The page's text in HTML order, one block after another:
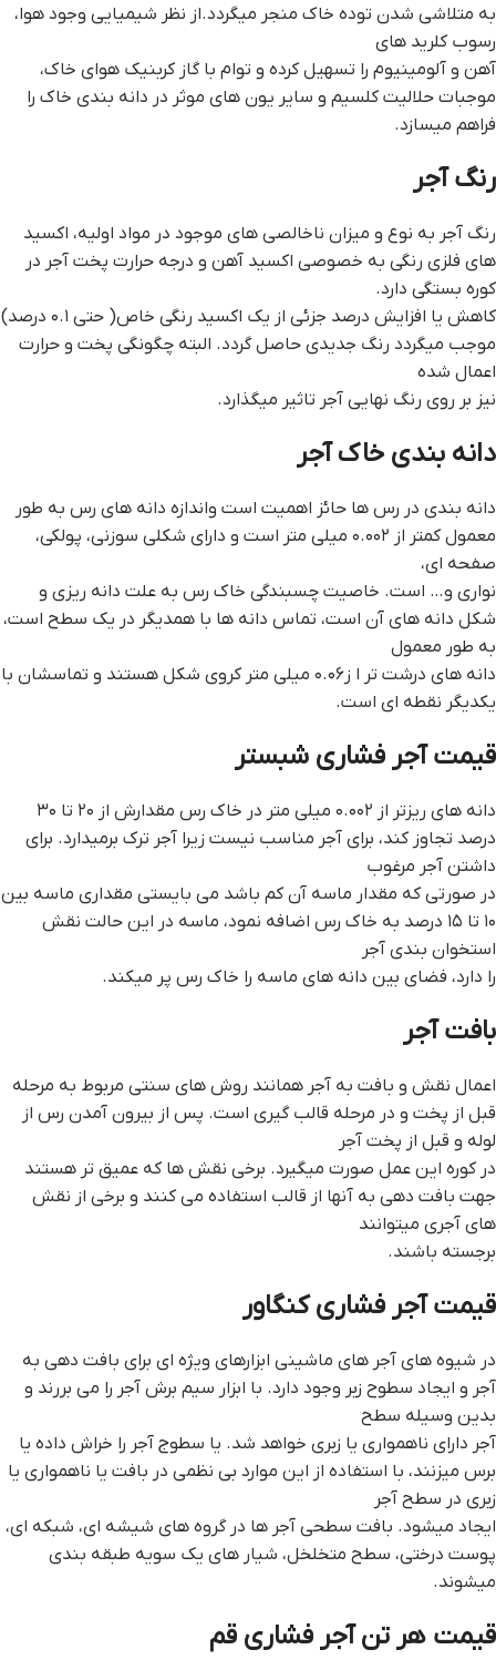
به متلاشی شدن توده خاک منجر میگردد.از نظر شیمیایی وجود هوا،
رسوب کلرید های
آهن و آلومینیوم را تسهیل کرده و توام با گاز کربنیک هوای خاک،
موجبات حلالیت کلسیم و سایر یون های موثر در دانه بندی خاک را
فراهم میسازد.
رنگ آجر
رنگ آجر به نوع و میزان ناخالصی های موجود در مواد اولیه، اکسید
های فلزی رنگی به خصوصی اکسید آهن و درجه حرارت پخت آجر در
کوره بستگی دارد.
کاهش یا افزایش درصد جزئی از یک اکسید رنگی خاص( حتی ۰.۱ درصد)
موجب میگردد رنگ جدیدی حاصل گردد. البته چگونگی پخت و حرارت
اعمال شده
نیز بر روی رنگ نهایی آجر تاثیر میگذارد.
دانه بندی خاک آجر
دانه بندی در رس ها حائز اهمیت است واندازه دانه های رس به طور
معمول کمتر از ۰.۰۰۲ میلی متر است و دارای شکلی سوزنی، پولکی،
صفحه ای،
نواری و… است. خاصیت چسبندگی خاک رس به علت دانه ریزی و
شکل دانه های آن است، تماس دانه ها با همدیگر در یک سطح است،
به طور معمول
دانه های درشت تر ا ز۰.۰۶ میلی متر کروی شکل هستند و تماسشان با
یکدیگر نقطه ای است.
قيمت آجر فشاري شبستر
دانه های ریزتر از ۰.۰۰۲ میلی متر در خاک رس مقدارش از ۲۰ تا ۳۰
درصد تجاوز کند، برای آجر مناسب نیست زیرا آجر ترک برمیدارد. برای
داشتن آجر مرغوب
در صورتی که مقدار ماسه آن کم باشد می بایستی مقداری ماسه بین
۱۰ تا ۱۵ درصد به خاک رس اضافه نمود، ماسه در این حالت نقش
استخوان بندی آجر
را دارد، فضای بین دانه های ماسه را خاک رس پر میکند.
بافت آجر
اعمال نقش و بافت به آجر همانند روش های سنتی مربوط به مرحله
قبل از پخت و در مرحله قالب گیری است. پس از بیرون آمدن رس از
لوله و قبل از پخت آجر
در کوره این عمل صورت میگیرد. برخی نقش ها که عمیق تر هستند
جهت بافت دهی به آنها از قالب استفاده می کنند و برخی از نقش
های آجری میتوانند
برجسته باشند.
قيمت آجر فشاري کنگاور
در شیوه های آجر های ماشینی ابزارهای ویژه ای برای بافت دهی به
آجر و ایجاد سطوح زبر وجود دارد. با ابزار سیم برش آجر را می بررند و
بدین وسیله سطح
آجر دارای ناهمواری یا زبری خواهد شد. یا سطوج آجر را خراش داده یا
برس میزنند، با استفاده از این موارد بی نظمی در بافت یا ناهمواری یا
زبری در سطح آجر
ایجاد میشود. بافت سطحی آجر ها در گروه های شیشه ای، شبکه ای،
پوست درختی، سطح متخلخل، شیار های یک سویه طبقه بندی
میشوند.
قيمت هر تن آجر فشاري قم